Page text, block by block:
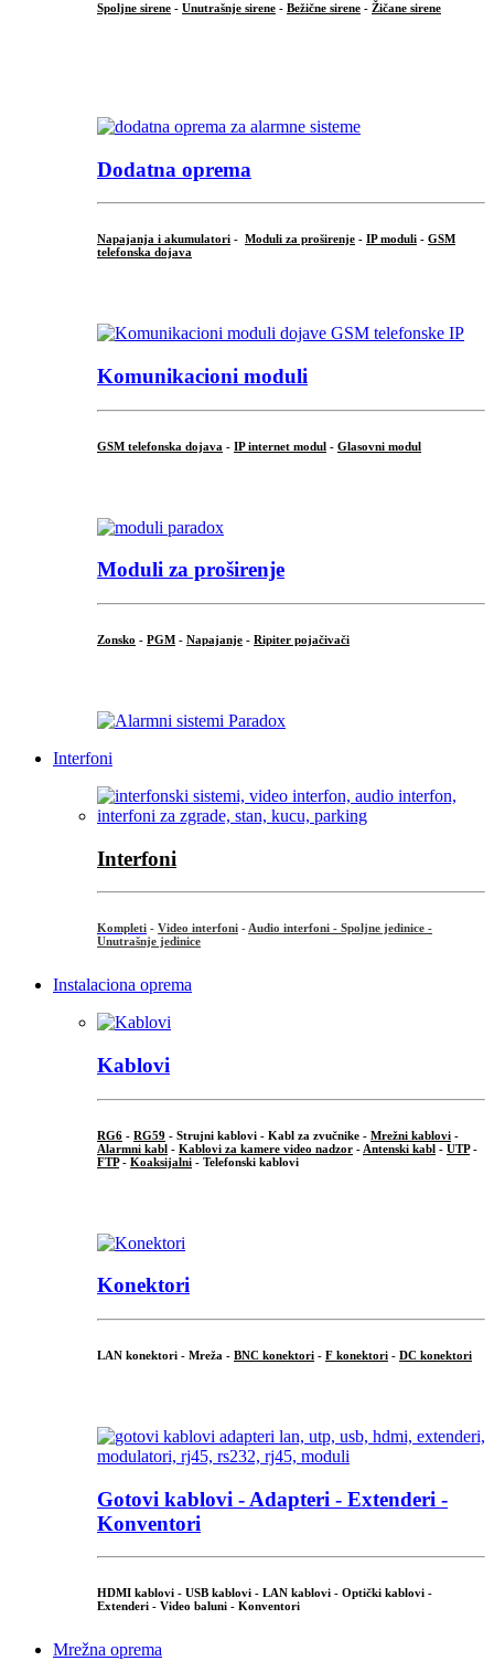
Spoljne sirene - Unutrašnje sirene - Bežične sirene - Žičane sirene
Dodatna oprema
Napajanja i akumulatori - Moduli za proširenje - IP moduli - GSM
telefonska dojava
Komunikacioni moduli
GSM telefonska dojava - IP internet modul - Glasovni modul
Moduli za proširenje
Zonsko - PGM - Napajanje - Ripiter pojačivači
Interfoni
Interfoni
Kompleti - Video interfoni - Audio interfoni - Spoljne jedinice -
Unutrašnje jedinice
Instalaciona oprema
Kablovi
RG6 - RG59 - Strujni kablovi - Kabl za zvučnike - Mrežni kablovi -
Alarmni kabl - Kablovi za kamere video nadzor - Antenski kabl - UTP-
FTP- Koaksijalni - Telefonski kablovi
Konektori
LAN konektori - Mreža - BNC konektori - F konektori - DC konektori
Gotovi kablovi - Adapteri - Extenderi -
Konventori
HDMI kablovi - USB kablovi - LAN kablovi - Optički kablovi -
Extenderi - Video baluni - Konventori
Mrežna oprema